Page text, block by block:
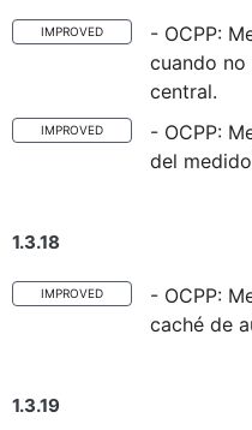
IMPROVED
- OCPP:
cuando no
central.
IMPROVED
- OCPP:
del
1.3.18
IMPROVED
- OCPP:
caché de
1.3.19